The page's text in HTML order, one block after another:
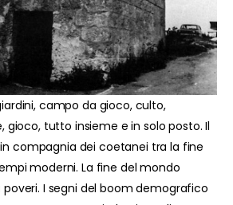
campo da gioco, culto,
gioco, tutto insieme e in solo posto. Il
compagnia dei coetanei tra la fine
moderni. La fine del mondo
I segni del boom demografico